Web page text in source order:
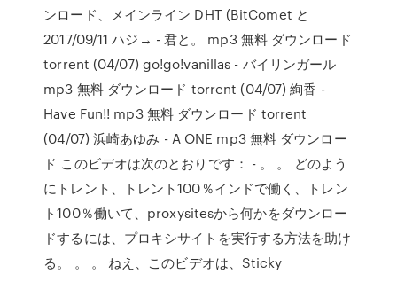
ンロード、メインライン DHT (BitComet と
2017/09/11 ハジ→ - 君と。 mp3 無料 ダウンロード
torrent (04/07) go!go!vanillas - バイリンガール
mp3 無料 ダウンロード torrent (04/07) 絢香 -
Have Fun!! mp3 無料 ダウンロード torrent
(04/07) 浜崎あゆみ - A ONE mp3 無料 ダウンロー
ド このビデオは次のとおりです： - 。 。 どのよう
にトレント、トレント100％インドで働く、トレン
ト100％働いて、proxysitesから何かをダウンロー
ドするには、プロキシサイトを実行する方法を助け
る。 。 。 ねえ、このビデオは、Sticky